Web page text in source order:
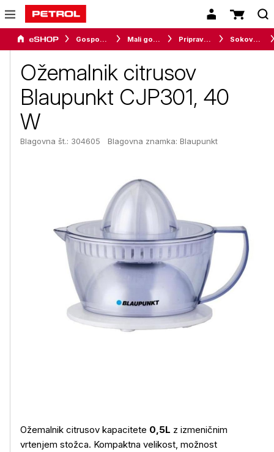
Gospodinjski aparati Mali gospodinjski aparati Priprava napitkov Sokovniki in ožemalniki
Ožemalnik citrusov
Blaupunkt CJP301, 40
W
Blagovna št.: 304605 Blagovna znamka: Blaupunkt
Ožemalnik citrusov kapacitete 0,5L z izmeničnim
vrtenjem stožca. Kompaktna velikost, možnost